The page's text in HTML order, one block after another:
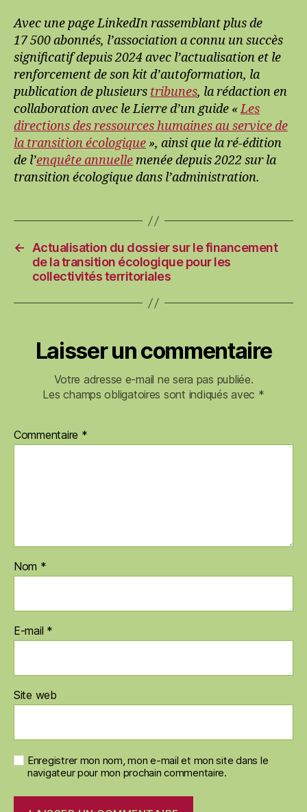
Avec une page LinkedIn rassemblant plus de
17 500 abonnés, l’association a connu un succès
significatif depuis 2024 avec l’actualisation et le
renforcement de son kit d’autoformation, la
publication de plusieurs tribunes, la rédaction en
collaboration avec le Lierre d’un guide «Les
directions des ressources humaines au service de
la transition écologique», ainsi que la ré-édition
de l’enquête annuelle menée depuis 2022 sur la
transition écologique dans l’administration.
← Actualisation du dossier sur le financement
de la transition écologique pour les
collectivités territoriales
Laisser un commentaire
Votre adresse e-mail ne sera pas publiée.
Les champs obligatoires sont indiqués avec *
Commentaire *
Nom *
E-mail *
Site web
Enregistrer mon nom, mon e-mail et mon site dans le
navigateur pour mon prochain commentaire.